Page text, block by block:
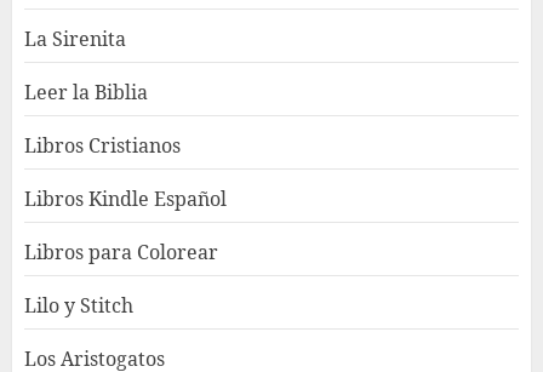
La Sirenita
Leer la Biblia
Libros Cristianos
Libros Kindle Español
Libros para Colorear
Lilo y Stitch
Los Aristogatos